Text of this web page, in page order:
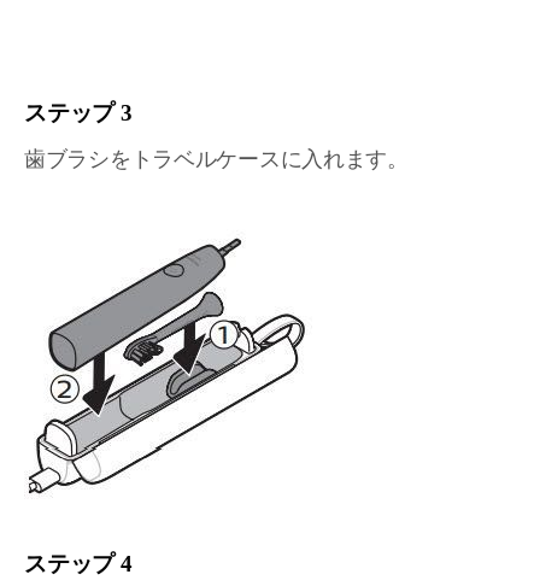
ステップ 3
歯ブラシをトラベルケースに入れます。
ステップ 4